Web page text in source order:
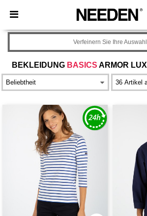
× Needen App
Bessere Preise in der App!
BEKLEIDUNG BASICS ARMOR LUX
Verfeinern Sie Ihre Auswahl